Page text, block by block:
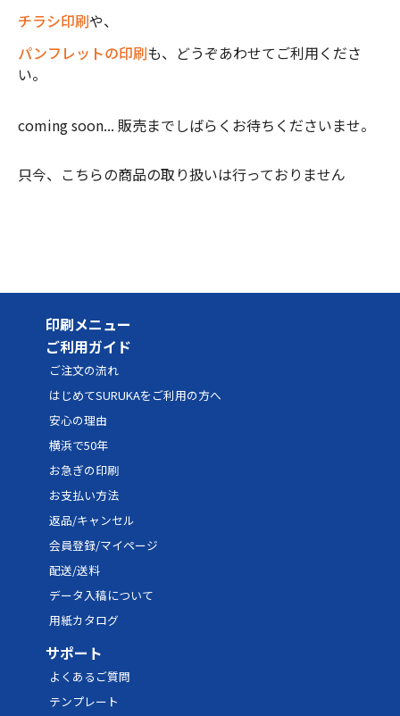
チラシ印刷や、
パンフレットの印刷も、どうぞあわせてご利用くださ
い。
coming soon... 販売までしばらくお待ちくださいませ。
只今、こちらの商品の取り扱いは行っておりません
印刷メニュー
ご利用ガイド
ご注文の流れ
はじめてSURUKAをご利用の方へ
安心の理由
横浜で50年
お急ぎの印刷
お支払い方法
返品/キャンセル
会員登録/マイページ
配送/送料
データ入稿について
用紙カタログ
サポート
よくあるご質問
テンプレート